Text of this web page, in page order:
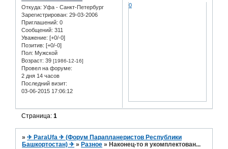
Откуда: Уфа - Санкт-Петербург
Зарегистрирован: 29-03-2006
Приглашений: 0
Сообщений: 311
Уважение: [+0/-0]
Позитив: [+0/-0]
Пол: Мужской
Возраст: 39 [1986-12-16]
Провел на форуме:
2 дня 14 часов
Последний визит:
03-06-2015 17:06:12
0
Страница:1
»✈ ParaUfa ✈ (Форум Парапланеристов Республики
Башкортостан) ✈ »Разное »Наконец-то я укомплектован...